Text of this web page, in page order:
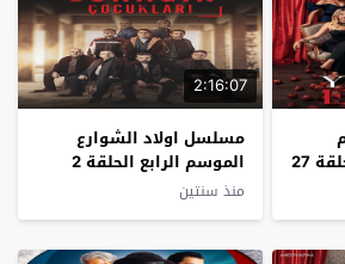
الموسم السادس الحلقة 27
2:16:07
مسلسل اولاد الشوارع
الموسم الرابع الحلقة 2
مترجم
منذ سنتين